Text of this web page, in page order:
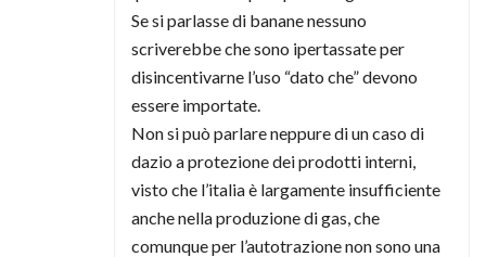
Se si parlasse di banane nessuno
scriverebbe che sono ipertassate per
disincentivarne l’uso “dato che” devono
essere importate.
Non si può parlare neppure di un caso di
dazio a protezione dei prodotti interni,
visto che l’italia è largamente insufficiente
anche nella produzione di gas, che
comunque per l’autotrazione non sono una